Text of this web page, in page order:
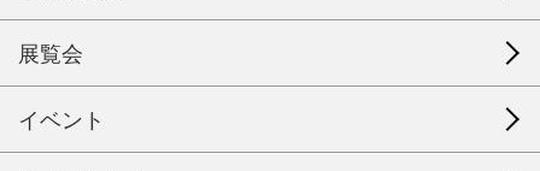
展覧会
イベント